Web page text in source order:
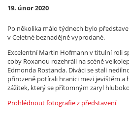
19. únor 2020
Po několika málo týdnech bylo
v Celetné beznadějně vyprodané.
Excelentní Martin Hofmann v titulní roli
coby Roxanou rozehráli na scéně
Edmonda Rostanda. Diváci se stali
přirozeně potírali hranici mezi jevištěm a
zážitek, který se přítomným zaryl
Prohlédnout fotografie z představení